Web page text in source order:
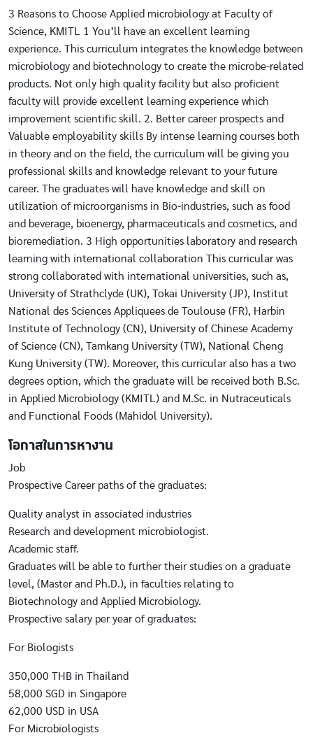
3 Reasons to Choose Applied microbiology at Faculty of
Science, KMITL 1 You’ll have an excellent learning
experience. This curriculum integrates the knowledge between
microbiology and biotechnology to create the microbe-related
products. Not only high quality facility but also proficient
faculty will provide excellent learning experience which
improvement scientific skill. 2. Better career prospects and
Valuable employability skills By intense learning courses both
in theory and on the field, the curriculum will be giving you
professional skills and knowledge relevant to your future
career. The graduates will have knowledge and skill on
utilization of microorganisms in Bio-industries, such as food
and beverage, bioenergy, pharmaceuticals and cosmetics, and
bioremediation. 3 High opportunities laboratory and research
learning with international collaboration This curricular was
strong collaborated with international universities, such as,
University of Strathclyde (UK), Tokai University (JP), Institut
National des Sciences Appliquees de Toulouse (FR), Harbin
Institute of Technology (CN), University of Chinese Academy
of Science (CN), Tamkang University (TW), National Cheng
Kung University (TW). Moreover, this curricular also has a two
degrees option, which the graduate will be received both B.Sc.
in Applied Microbiology (KMITL) and M.Sc. in Nutraceuticals
and Functional Foods (Mahidol University).
โอกาสในการหางาน
Job
Prospective Career paths of the graduates:
Quality analyst in associated industries
Research and development microbiologist.
Academic staff.
Graduates will be able to further their studies on a graduate
level, (Master and Ph.D.), in faculties relating to
Biotechnology and Applied Microbiology.
Prospective salary per year of graduates:
For Biologists
350,000 THB in Thailand
58,000 SGD in Singapore
62,000 USD in USA
For Microbiologists